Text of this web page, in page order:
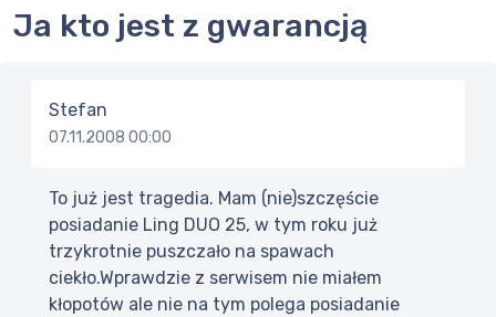
Ja kto jest z gwarancją
Stefan
07.11.2008 00:00
To już jest tragedia. Mam (nie)szczęście
posiadanie Ling DUO 25, w tym roku już
trzykrotnie puszczało na spawach
ciekło.Wprawdzie z serwisem nie miałem
kłopotów ale nie na tym polega posiadanie